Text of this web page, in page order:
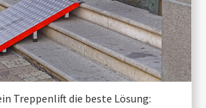
Treppenlift die beste Lösung: